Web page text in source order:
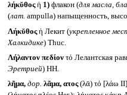
λήκῠθοςἡ 1)флакон (для масла,
(лат. ampulla) напыщенность,
Λήκῠθοςἡ Лекит (укрепленное
Халкидике) Thuc.
Λήλαντον πεδίοντό Лелантская
Эретрией) HH.
λῆμα, дор. λᾶμα, ατος(λᾱ) τό [λάω II]